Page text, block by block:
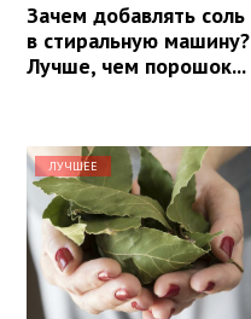
Зачем добавлять соль
в стиральную машину?
Лучше, чем порошок...
ЛУЧШЕЕ